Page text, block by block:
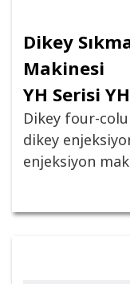
Dikey
Makinesi
YH Serisi
Dikey four-
dikey
enjeksiyon